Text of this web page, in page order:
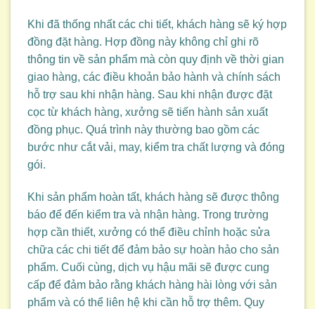
Khi đã thống nhất các chi tiết, khách hàng sẽ ký hợp
đồng đặt hàng. Hợp đồng này không chỉ ghi rõ
thông tin về sản phẩm mà còn quy định về thời gian
giao hàng, các điều khoản bảo hành và chính sách
hỗ trợ sau khi nhận hàng. Sau khi nhận được đặt
cọc từ khách hàng, xưởng sẽ tiến hành sản xuất
đồng phục. Quá trình này thường bao gồm các
bước như cắt vải, may, kiểm tra chất lượng và đóng
gói.
Khi sản phẩm hoàn tất, khách hàng sẽ được thông
báo để đến kiểm tra và nhận hàng. Trong trường
hợp cần thiết, xưởng có thể điều chỉnh hoặc sửa
chữa các chi tiết để đảm bảo sự hoàn hảo cho sản
phẩm. Cuối cùng, dịch vụ hậu mãi sẽ được cung
cấp để đảm bảo rằng khách hàng hài lòng với sản
phẩm và có thể liên hệ khi cần hỗ trợ thêm. Quy